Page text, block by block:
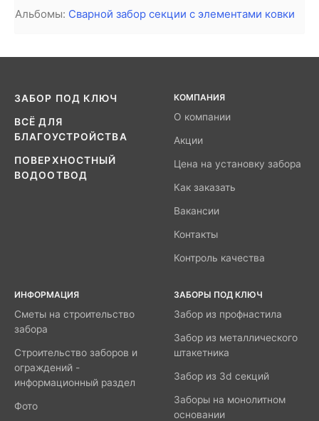
Альбомы: Сварной забор секции с элементами ковки
ЗАБОР ПОД КЛЮЧ
ВСЁ ДЛЯ
БЛАГОУСТРОЙСТВА
ПОВЕРХНОСТНЫЙ
ВОДООТВОД
КОМПАНИЯ
О компании
Акции
Цена на установку забора
Как заказать
Вакансии
Контакты
Контроль качества
ИНФОРМАЦИЯ
Сметы на строительство
забора
Строительство заборов и
ограждений -
информационный раздел
Фото
ЗАБОРЫ ПОД КЛЮЧ
Забор из профнастила
Забор из металлического
штакетника
Забор из 3d секций
Заборы на монолитном
основании